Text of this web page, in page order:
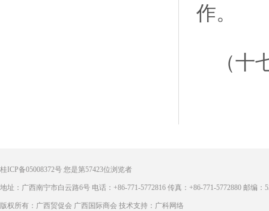
作。
（十
桂ICP备05008372号 您是第57423位浏览者
地址：广西南宁市白云路6号 电话：+86-771-5772816 传真：+86-771-5772880 邮编：
版权所有：广西贸促会 广西国际商会 技术支持：广科网络